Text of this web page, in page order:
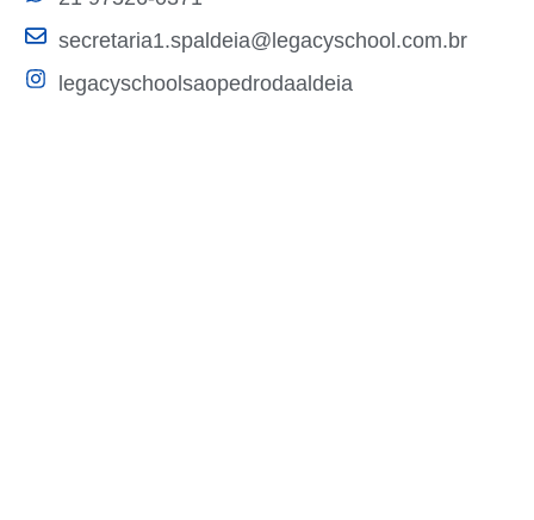
secretaria1.spaldeia@legacyschool.com.br
legacyschoolsaopedrodaaldeia